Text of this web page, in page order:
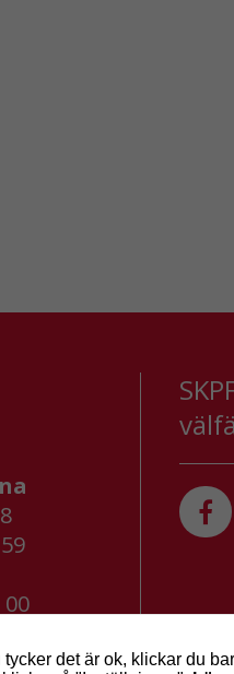
det är ok, klickar du